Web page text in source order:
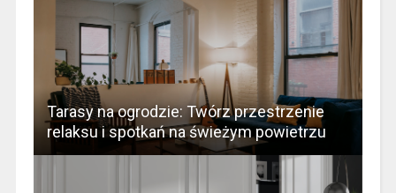
Tarasy na ogrodzie: Twórz przestrzenie
relaksu i spotkań na świeżym powietrzu